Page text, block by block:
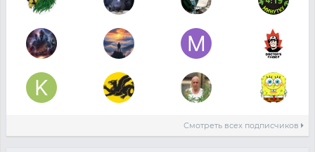
Смотреть всех подписчиков